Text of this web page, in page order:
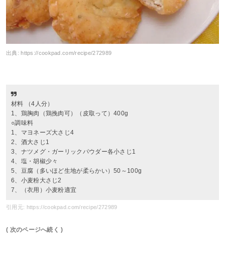
出典:https://cookpad.com/recipe/272989
材料 （4人分）
1、鶏胸肉（鶏挽肉可）（皮取って）400g
○調味料
1、マヨネーズ大さじ4
2、酒大さじ1
3、ナツメグ・ガーリックパウダー各小さじ1
4、塩・胡椒少々
5、豆腐（多いほど生地が柔らかい）50～100g
6、小麦粉大さじ2
7、（衣用）小麦粉適宜
引用元: https://cookpad.com/recipe/272989
( 次のページへ続く )